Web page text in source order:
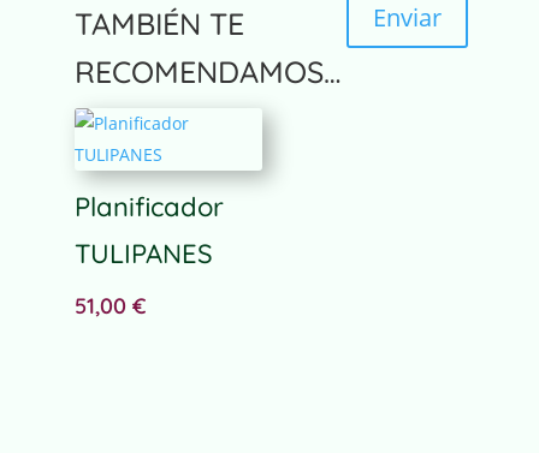
Enviar
TAMBIÉN TE
RECOMENDAMOS…
Planificador
TULIPANES
51,00 €